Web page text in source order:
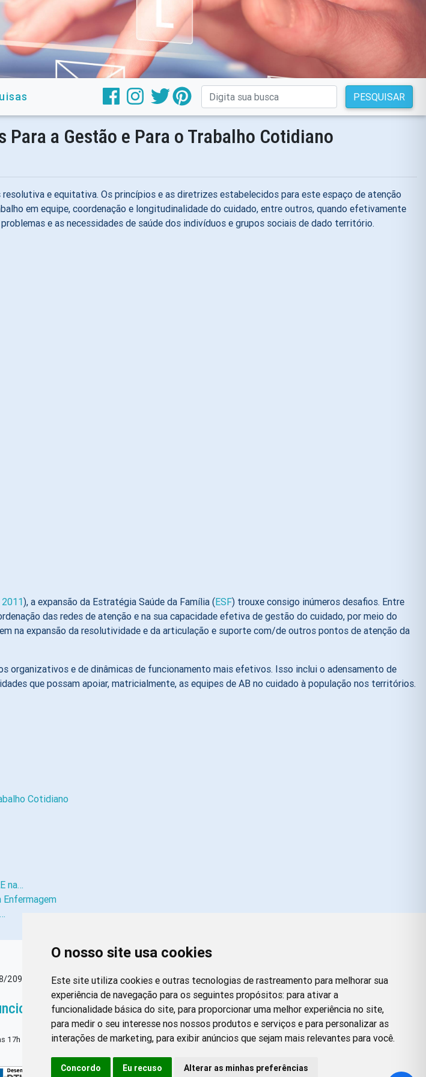
O nosso site usa cookies
Este site utiliza cookies e outras tecnologias de rastreamento para melhorar sua
experiência de navegação para os seguintes propósitos: para ativar a
funcionalidade básica do site, para proporcionar uma melhor experiência no site,
para medir o seu interesse nos nossos produtos e serviços e para personalizar as
interações de marketing, para exibir anúncios que sejam mais relevantes para você.
Concordo Eu recuso Alterar as minhas preferências
PESQUISAR
a Gestão e Para o Trabalho Cotidiano
e equitativa. Os princípios e as diretrizes estabelecidos para este espaço de atenção
em equipe, coordenação e longitudinalidade do cuidado, entre outros, quando efetivamente
e as necessidades de saúde dos indivíduos e grupos sociais de dado território.
2011), a expansão da Estratégia Saúde da Família (ESF) trouxe consigo inúmeros desafios. Entre
das redes de atenção e na sua capacidade efetiva de gestão do cuidado, por meio do
na expansão da resolutividade e da articulação e suporte com/de outros pontos de atenção da
organizativos e de dinâmicas de funcionamento mais efetivos. Isso inclui o adensamento de
que possam apoiar, matricialmente, as equipes de AB no cuidado à população nos territórios.
Cotidiano
na…
Enfermagem
209, Asa Sul, CEP: 70390-100
17h
Redes Sociais
Facebook Instagram Twitter Pinterest